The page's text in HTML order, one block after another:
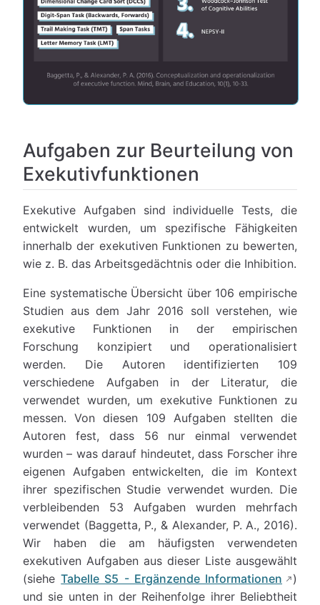
Aufgaben zur Beurteilung von
Exekutivfunktionen
Exekutive Aufgaben sind individuelle Tests, die
entwickelt wurden, um spezifische Fähigkeiten
innerhalb der exekutiven Funktionen zu bewerten,
wie z. B. das Arbeitsgedächtnis oder die Inhibition.
Eine systematische Übersicht über 106 empirische
Studien aus dem Jahr 2016 soll verstehen, wie
exekutive Funktionen in der empirischen
Forschung konzipiert und operationalisiert
werden. Die Autoren identifizierten 109
verschiedene Aufgaben in der Literatur, die
verwendet wurden, um exekutive Funktionen zu
messen. Von diesen 109 Aufgaben stellten die
Autoren fest, dass 56 nur einmal verwendet
wurden – was darauf hindeutet, dass Forscher ihre
eigenen Aufgaben entwickelten, die im Kontext
ihrer spezifischen Studie verwendet wurden. Die
verbleibenden 53 Aufgaben wurden mehrfach
verwendet (Baggetta, P., & Alexander, P. A., 2016).
Wir haben die am häufigsten verwendeten
exekutiven Aufgaben aus dieser Liste ausgewählt
(sieheTabelle S5 - Ergänzende Informationen
)
und sie unten in der Reihenfolge ihrer Beliebtheit